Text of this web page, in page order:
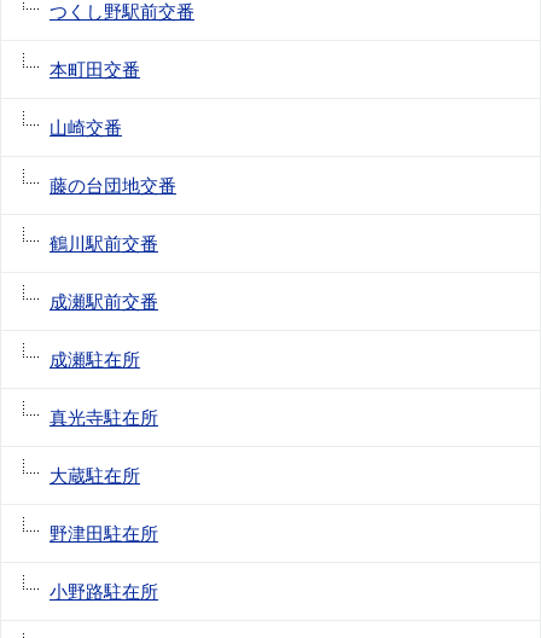
つくし野駅前交番
本町田交番
山崎交番
藤の台団地交番
鶴川駅前交番
成瀬駅前交番
成瀬駐在所
真光寺駐在所
大蔵駐在所
野津田駐在所
小野路駐在所